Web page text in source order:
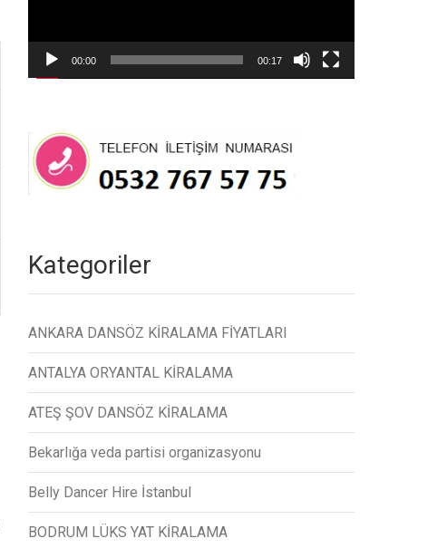
00:00 00:17
Kategoriler
ANKARA DANSÖZ KİRALAMA FİYATLARI
ANTALYA ORYANTAL KİRALAMA
ATEŞ ŞOV DANSÖZ KİRALAMA
Bekarlığa veda partisi organizasyonu
Belly Dancer Hire İstanbul
BODRUM LÜKS YAT KİRALAMA